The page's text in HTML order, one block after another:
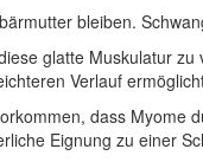
bleiben.
glatte Muskulatur
Verlauf
dass Myome
Eignung zu einer